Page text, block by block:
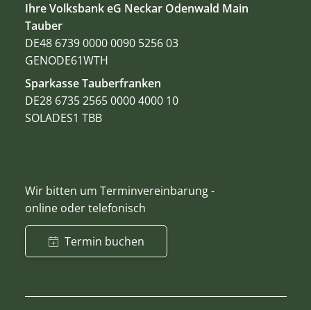
Ihre Volksbank eG Neckar Odenwald Main
Tauber
DE48 6739 0000 0090 5256 03
GENODE61WTH
Sparkasse Tauberfranken
DE28 6735 2565 0000 4000 10
SOLADES1 TBB
Wir bitten um Terminvereinbarung -
online oder telefonisch
Termin buchen